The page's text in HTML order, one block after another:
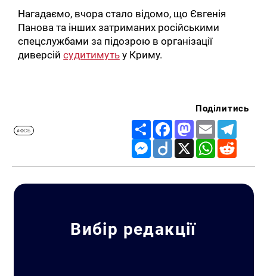
Нагадаємо, вчора стало відомо, що Євгенія
Панова та інших затриманих російськими
спецслужбами за підозрою в організації
диверсійсудитимутьу Криму.
#ФСБ
Поділитись
Share FacebookMastodon
Email
Messenger
Diigo X WhatsApp
Вибір редакції